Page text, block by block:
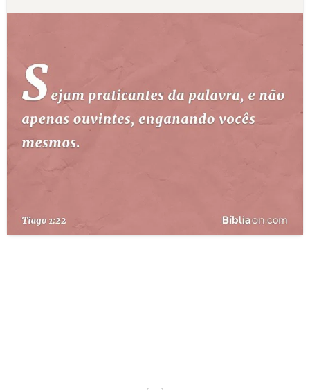
10 MANDAMENTOS
ESTUDOS BÍBLICOS
ESBOÇOS DE PREGAÇÃO
PERGUNTE À BÍBLIA